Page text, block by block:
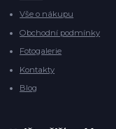
Vše o nákupu
Obchodní podmínky
Fotogalerie
Kontakty
Blog